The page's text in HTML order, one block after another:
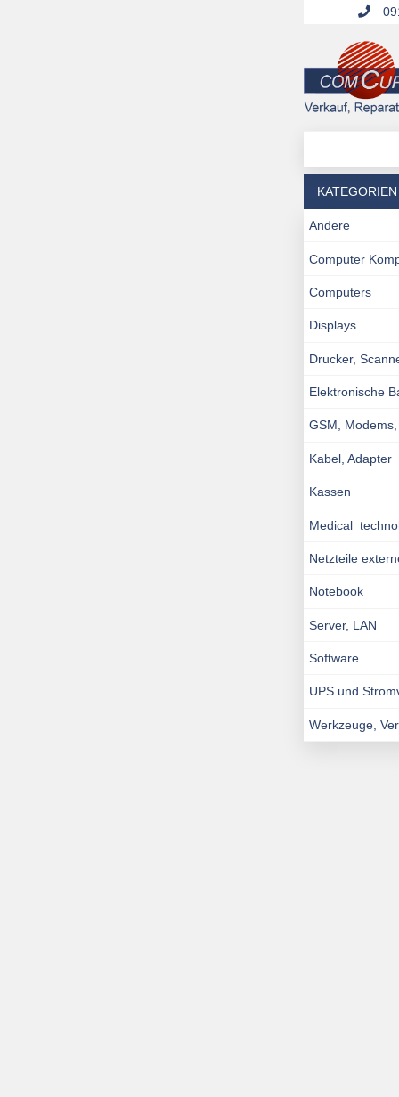
KATEGORIEN
Andere
Computer
Computers
Displays
Drucker,
Elektronische
GSM,
Kabel, Adapter
Kassen
Netzteile
Notebook
Server, LAN
Software
UPS und
Werkzeuge,